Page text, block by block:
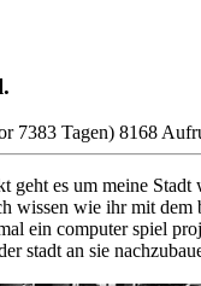
7383 Tagen) 8168
geht es um meine
wissen wie ihr mit
ein computer spiel
stadt an sie